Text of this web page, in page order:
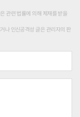
관련 법률에 의해 제재를 받을
나 인신공격성 글은 관리자의 판